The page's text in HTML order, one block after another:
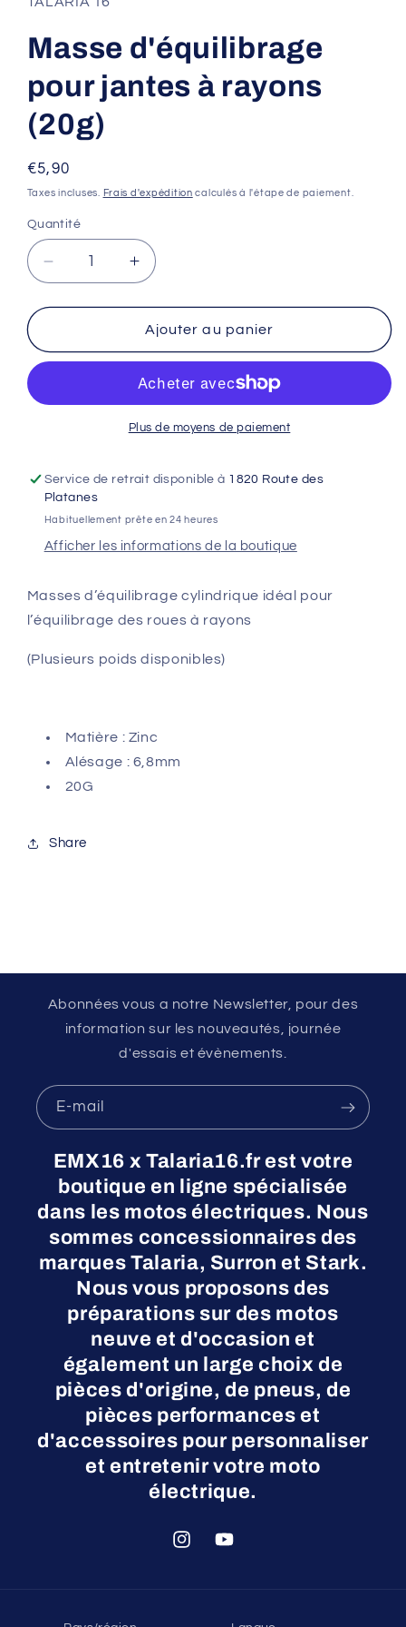
dans
fenêtre
modale
Masse d'équilibrage
pour jantes à rayons
(20g)
Prix
habituel
€5,90
Taxes incluses. Frais d'expédition calculés à l'étape de paiement.
Quantité
Réduire
la
quantité
Masse
jantes
Augmenter
la
quantité
de
Masse
pour
jantes
à
Ajouter au panier
Plus de moyens de paiement
Service de retrait disponible à 1820 Route des
Platanes
Habituellement prête en 24 heures
Afficher les informations de la boutique
Masses d’équilibrage cylindrique idéal pour
l’équilibrage des roues à rayons
(Plusieurs poids disponibles)
Matière : Zinc
Alésage : 6,8mm
20G
Share
Abonnées vous a notre Newsletter, pour des
information sur les nouveautés, journée
d'essais et évènements.
E-mail
EMX16 x Talaria16.fr est votre
boutique en ligne spécialisée
dans les motos électriques. Nous
sommes concessionnaires des
marques Talaria, Surron et Stark.
Nous vous proposons des
préparations sur des motos
neuve et d'occasion et
également un large choix de
pièces d'origine, de pneus, de
pièces performances et
d'accessoires pour personnaliser
et entretenir votre moto
électrique.
InstagramYouTube